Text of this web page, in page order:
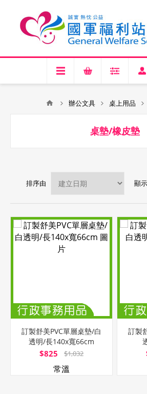
辦公文具 桌上用品
桌墊/橡皮墊
排序由 顯示
訂製舒美PVC單層桌墊/白
透明/長140x寬66cm
$825 $1,032
常溫
訂製